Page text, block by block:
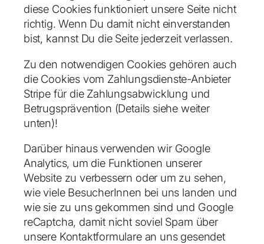
diese Cookies funktioniert unsere Seite nicht
richtig. Wenn Du damit nicht einverstanden
bist, kannst Du die Seite jederzeit verlassen.
Zu den notwendigen Cookies gehören auch
die Cookies vom Zahlungsdienste-Anbieter
Stripe für die Zahlungsabwicklung und
Betrugsprävention (Details siehe weiter
unten)!
Darüber hinaus verwenden wir Google
Analytics, um die Funktionen unserer
Website zu verbessern oder um zu sehen,
wie viele BesucherInnen bei uns landen und
wie sie zu uns gekommen sind und Google
reCaptcha, damit nicht soviel Spam über
unsere Kontaktformulare an uns gesendet